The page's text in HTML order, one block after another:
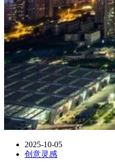
2025-10-05
创意灵感